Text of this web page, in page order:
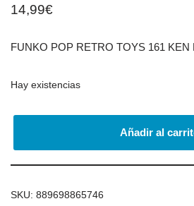
14,99€
FUNKO POP RETRO TOYS 161 KEN
Hay existencias
Añadir al
SKU: 889698865746